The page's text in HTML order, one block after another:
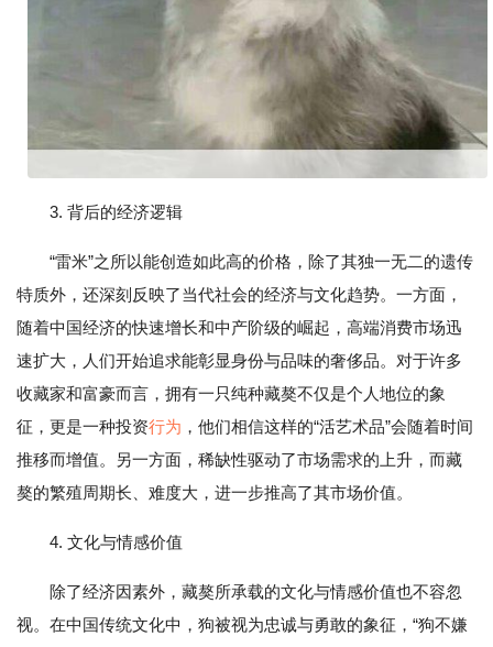
3. 背后的经济逻辑
“雷米”之所以能创造如此高的价格，除了其独一无二的遗传
特质外，还深刻反映了当代社会的经济与文化趋势。一方面，
随着中国经济的快速增长和中产阶级的崛起，高端消费市场迅
速扩大，人们开始追求能彰显身份与品味的奢侈品。对于许多
收藏家和富豪而言，拥有一只纯种藏獒不仅是个人地位的象
征，更是一种投资行为 ，他们相信这样的“活艺术品”会随着时间
推移而增值。另一方面，稀缺性驱动了市场需求的上升，而藏
獒的繁殖周期长、难度大，进一步推高了其市场价值。
4. 文化与情感价值
除了经济因素外，藏獒所承载的文化与情感价值也不容忽
视。在中国传统文化中，狗被视为忠诚与勇敢的象征，“狗不嫌